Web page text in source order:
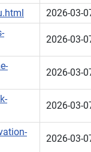
2026-03-
2026-03-
2026-03-
2026-03-
2026-03-